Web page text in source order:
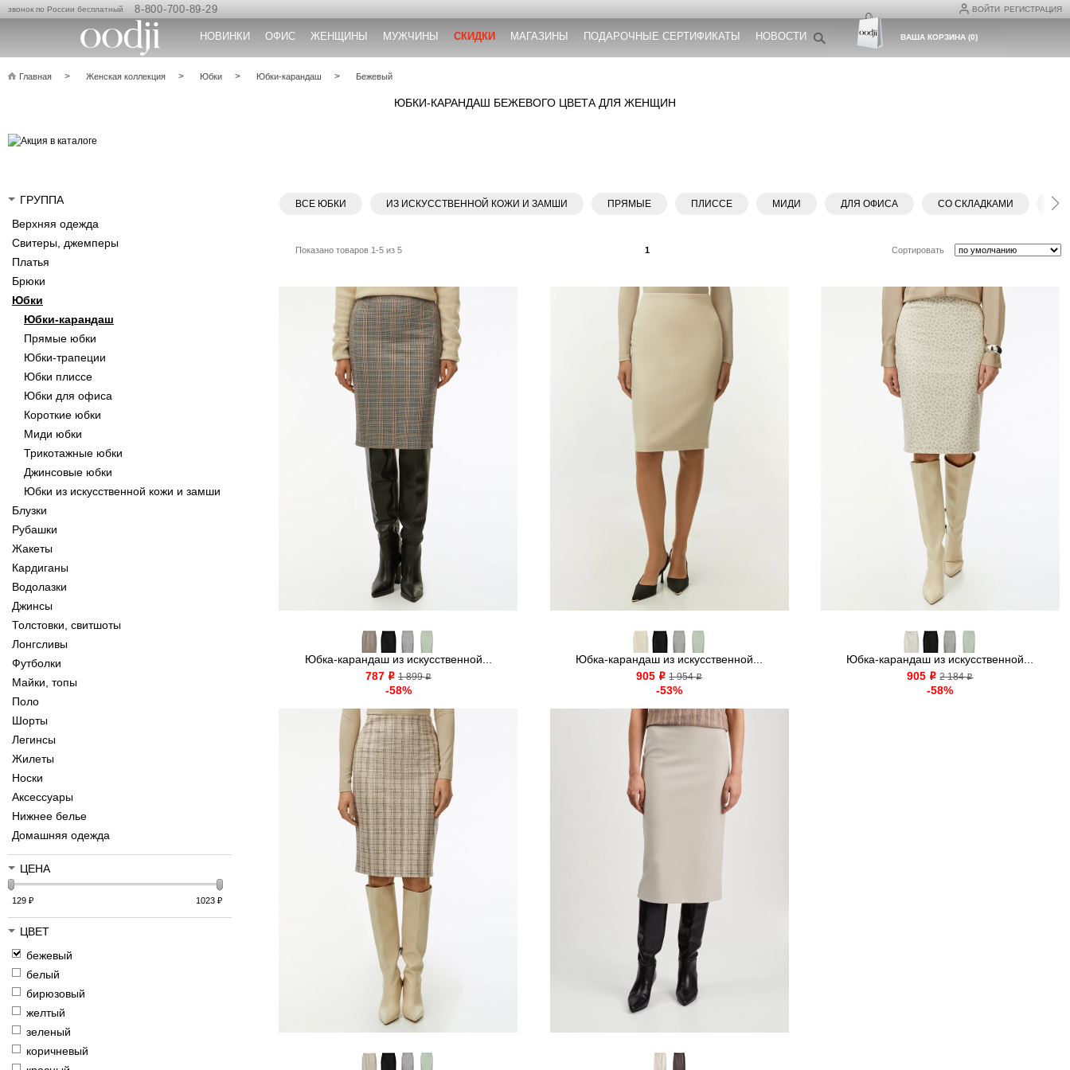
ВОЙТИ РЕГИСТРАЦИЯ
звонок по России бесплатный 8-800-700-89-29
НОВИНКИ ОФИС ЖЕНЩИНЫ МУЖЧИНЫ СКИДКИ МАГАЗИНЫ ПОДАРОЧНЫЕ СЕРТИФИКАТЫ НОВОСТИ ВАША КОРЗИНА(0)
Главная Женская коллекция Юбки Юбки-карандаш Бежевый
ЮБКИ-КАРАНДАШ БЕЖЕВОГО ЦВЕТА ДЛЯ ЖЕНЩИН
ГРУППА
Верхняя одежда
Свитеры, джемперы
Платья
Брюки
Юбки
Юбки-карандаш
Прямые юбки
Юбки-трапеции
Юбки плиссе
Юбки для офиса
Короткие юбки
Миди юбки
Трикотажные юбки
Джинсовые юбки
Юбки из искусственной кожи и замши
Блузки
Рубашки
Жакеты
Кардиганы
Водолазки
Джинсы
Толстовки, свитшоты
Лонгсливы
Футболки
Майки, топы
Поло
Шорты
Легинсы
Жилеты
Носки
Аксессуары
Нижнее белье
Домашняя одежда
ЦЕНА
129 ₽ 1023₽
ЦВЕТ
бежевый
белый
бирюзовый
желтый
зеленый
коричневый
ВСЕ ЮБКИ ИЗ ИСКУССТВЕННОЙ КОЖИ И ЗАМШИ ПРЯМЫЕ ПЛИССЕ МИДИ ДЛЯ ОФИСА СО СКЛАДКАМИ
Показано товаров 1-5 из 5 1 Сортировать
Юбка-карандаш из искусственной...
787 o 1 899o
-58%
Юбка-карандаш из искусственной...
905 o 1 954o
-53%
Юбка-карандаш из искусственной...
905 o 2 184o
-58%